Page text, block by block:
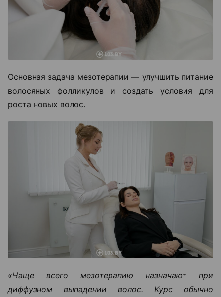
Основная задача мезотерапии — улучшить питание
волосяных фолликулов и создать условия для
роста новых волос.
«Чаще всего мезотерапию назначают при
диффузном выпадении волос. Курс обычно